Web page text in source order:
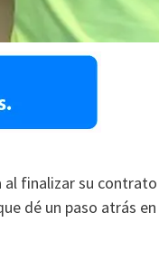
al finalizar su
dé un paso atrás en